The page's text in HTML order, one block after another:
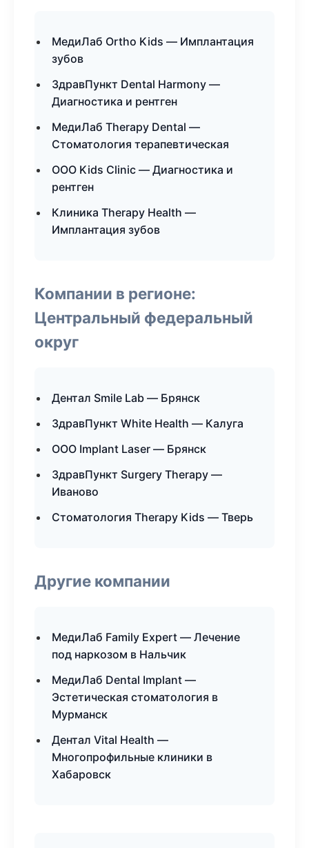
МедиЛаб Ortho Kids — Имплантация
зубов
ЗдравПункт Dental Harmony —
Диагностика и рентген
МедиЛаб Therapy Dental —
Стоматология терапевтическая
ООО Kids Clinic — Диагностика и
рентген
Клиника Therapy Health —
Имплантация зубов
Компании в регионе:
Центральный федеральный
округ
Дентал Smile Lab — Брянск
ЗдравПункт White Health — Калуга
ООО Implant Laser — Брянск
ЗдравПункт Surgery Therapy —
Иваново
Стоматология Therapy Kids — Тверь
Другие компании
МедиЛаб Family Expert — Лечение
под наркозом в Нальчик
МедиЛаб Dental Implant —
Эстетическая стоматология в
Мурманск
Дентал Vital Health —
Многопрофильные клиники в
Хабаровск